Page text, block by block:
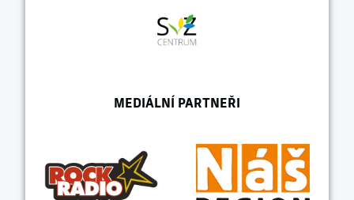
MEDIÁLNÍ PARTNEŘI